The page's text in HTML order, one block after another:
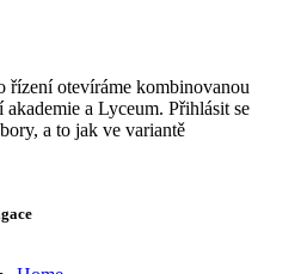
řízení otevíráme kombinovanou
a Lyceum. Přihlásit se
a to jak ve variantě